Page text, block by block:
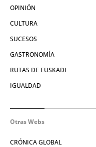
OPINIÓN
CULTURA
SUCESOS
GASTRONOMÍA
RUTAS DE EUSKADI
IGUALDAD
Otras Webs
CRÓNICA GLOBAL